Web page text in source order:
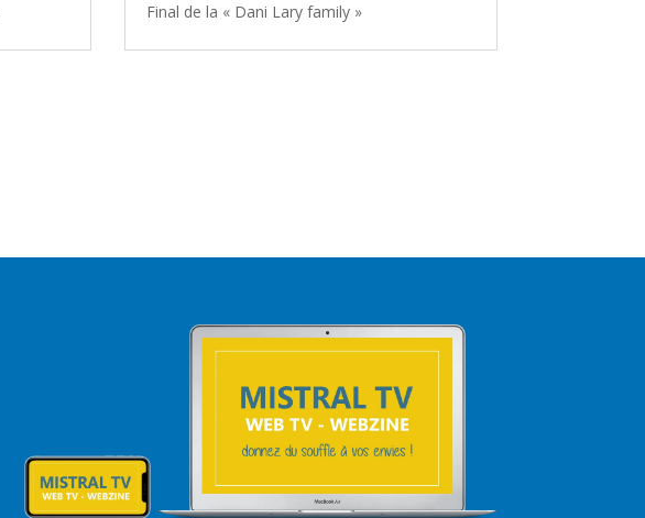
Final de la « Dani Lary family »